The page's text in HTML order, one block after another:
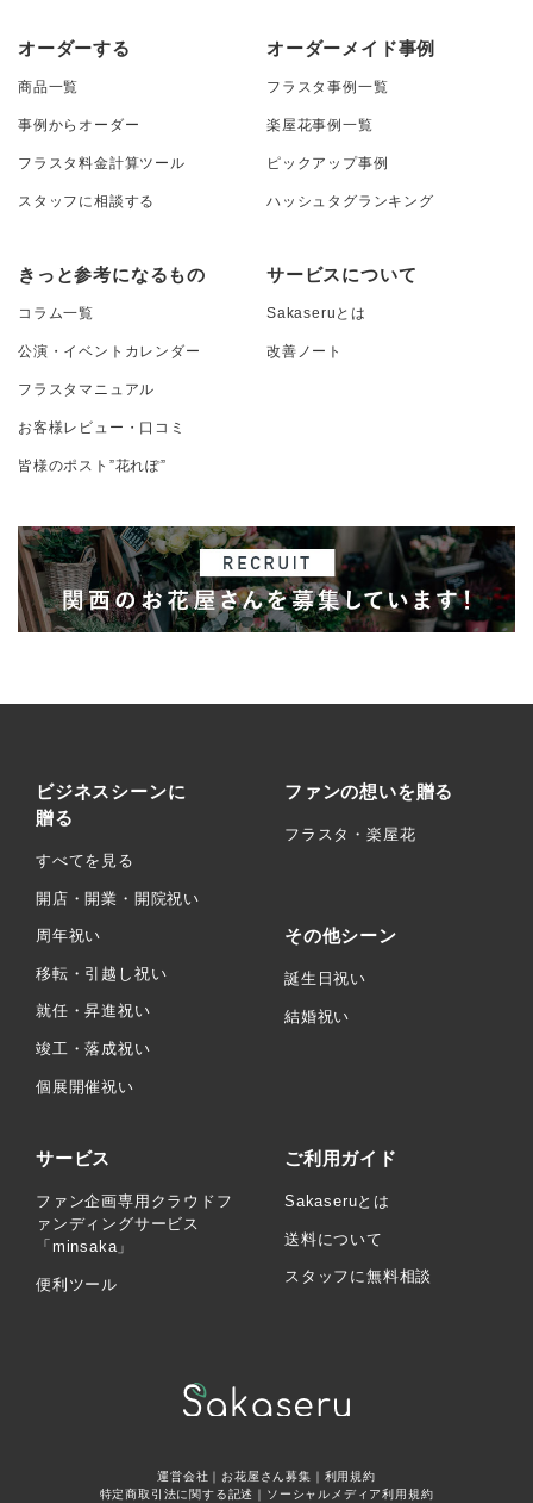
オーダーする
商品一覧
事例からオーダー
フラスタ料金計算ツール
スタッフに相談する
オーダーメイド事例
フラスタ事例一覧
楽屋花事例一覧
ピックアップ事例
ハッシュタグランキング
きっと参考になるもの
コラム一覧
公演・イベントカレンダー
フラスタマニュアル
お客様レビュー・口コミ
皆様のポスト”花れぽ”
サービスについて
Sakaseruとは
改善ノート
ビジネスシーンに
贈る
すべてを見る
開店・開業・開院祝い
周年祝い
移転・引越し祝い
就任・昇進祝い
竣工・落成祝い
個展開催祝い
ファンの想いを贈る
フラスタ・楽屋花
その他シーン
誕生日祝い
結婚祝い
サービス
ファン企画専用クラウドフ
ァンディングサービス
「minsaka」
便利ツール
ご利用ガイド
Sakaseruとは
送料について
スタッフに無料相談
運営会社 ｜ お花屋さん募集 ｜ 利用規約
特定商取引法に関する記述 ｜ ソーシャルメディア利用規約